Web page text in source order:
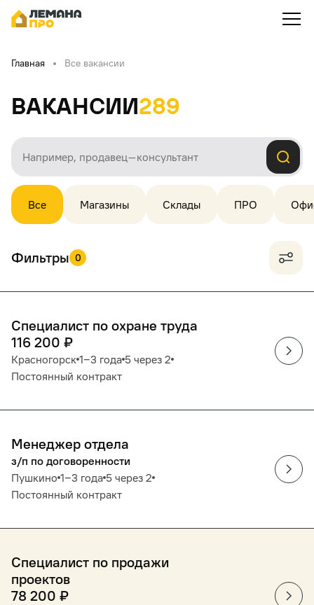
Главная Все вакансии
Вакансии289
Все Магазины Склады ПРО
Фильтры 0
Специалист по охране труда
116 200 ₽
Красногорск 1‒3 года 5 через 2
Постоянный контракт
Менеджер отдела
з/п по договоренности
Пушкино 1‒3 года 5 через 2
Постоянный контракт
Специалист по продажи
проектов
78 200 ₽